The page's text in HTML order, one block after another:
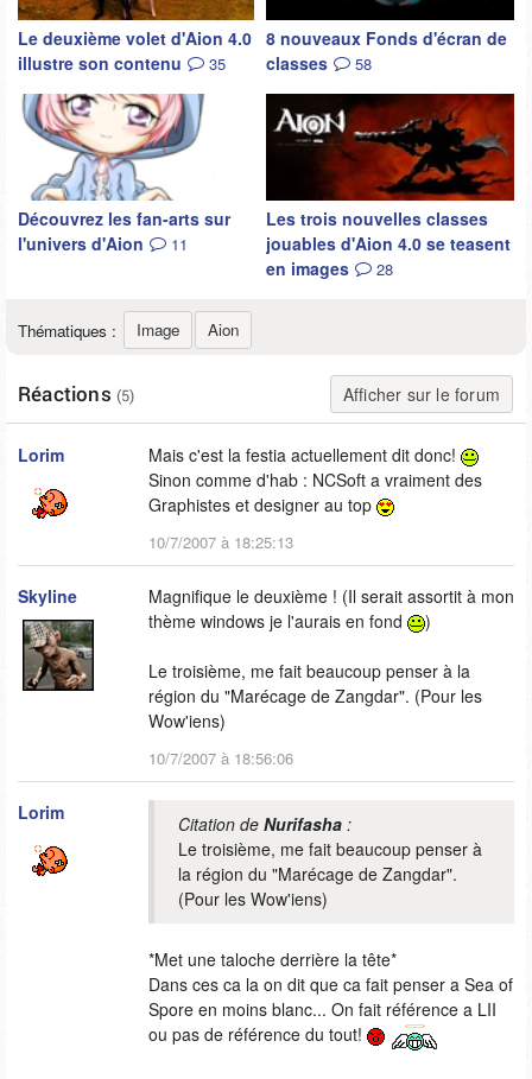
Le deuxième volet d'Aion 4.0
illustre son contenu
35
8 nouveaux Fonds d'écran de
classes
58
Découvrez les fan-arts sur
l'univers d'Aion
11
Les trois nouvelles classes
jouables d'Aion 4.0 se teasent
en images
28
Thématiques : Image Aion
Réactions (5) Afficher sur le forum
Lorim
Mais c'est la festia actuellement dit donc!
Sinon comme d'hab : NCSoft a vraiment des
Graphistes et designer au top
10/7/2007 à 18:25:13
Skyline
Magnifique le deuxième ! (Il serait assortit à mon
thème windows je l'aurais en fond
)
Le troisième, me fait beaucoup penser à la
région du "Marécage de Zangdar". (Pour les
Wow'iens)
10/7/2007 à 18:56:06
Lorim Citation de Nurifasha :
Le troisième, me fait beaucoup penser à
la région du "Marécage de Zangdar".
(Pour les Wow'iens)
*Met une taloche derrière la tête*
Dans ces ca la on dit que ca fait penser a Sea of
Spore en moins blanc... On fait référence a LII
ou pas de référence du tout!